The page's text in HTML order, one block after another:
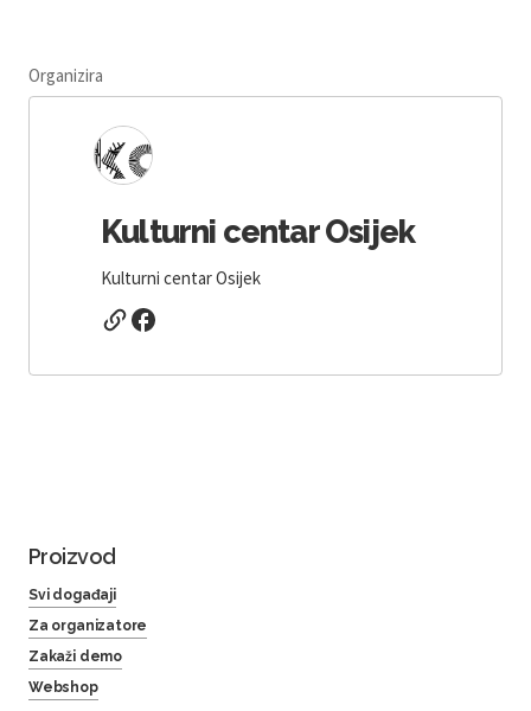
Organizira
Kulturni centar Osijek
Kulturni centar Osijek
Proizvod
Svi događaji
Za organizatore
Zakaži demo
Webshop